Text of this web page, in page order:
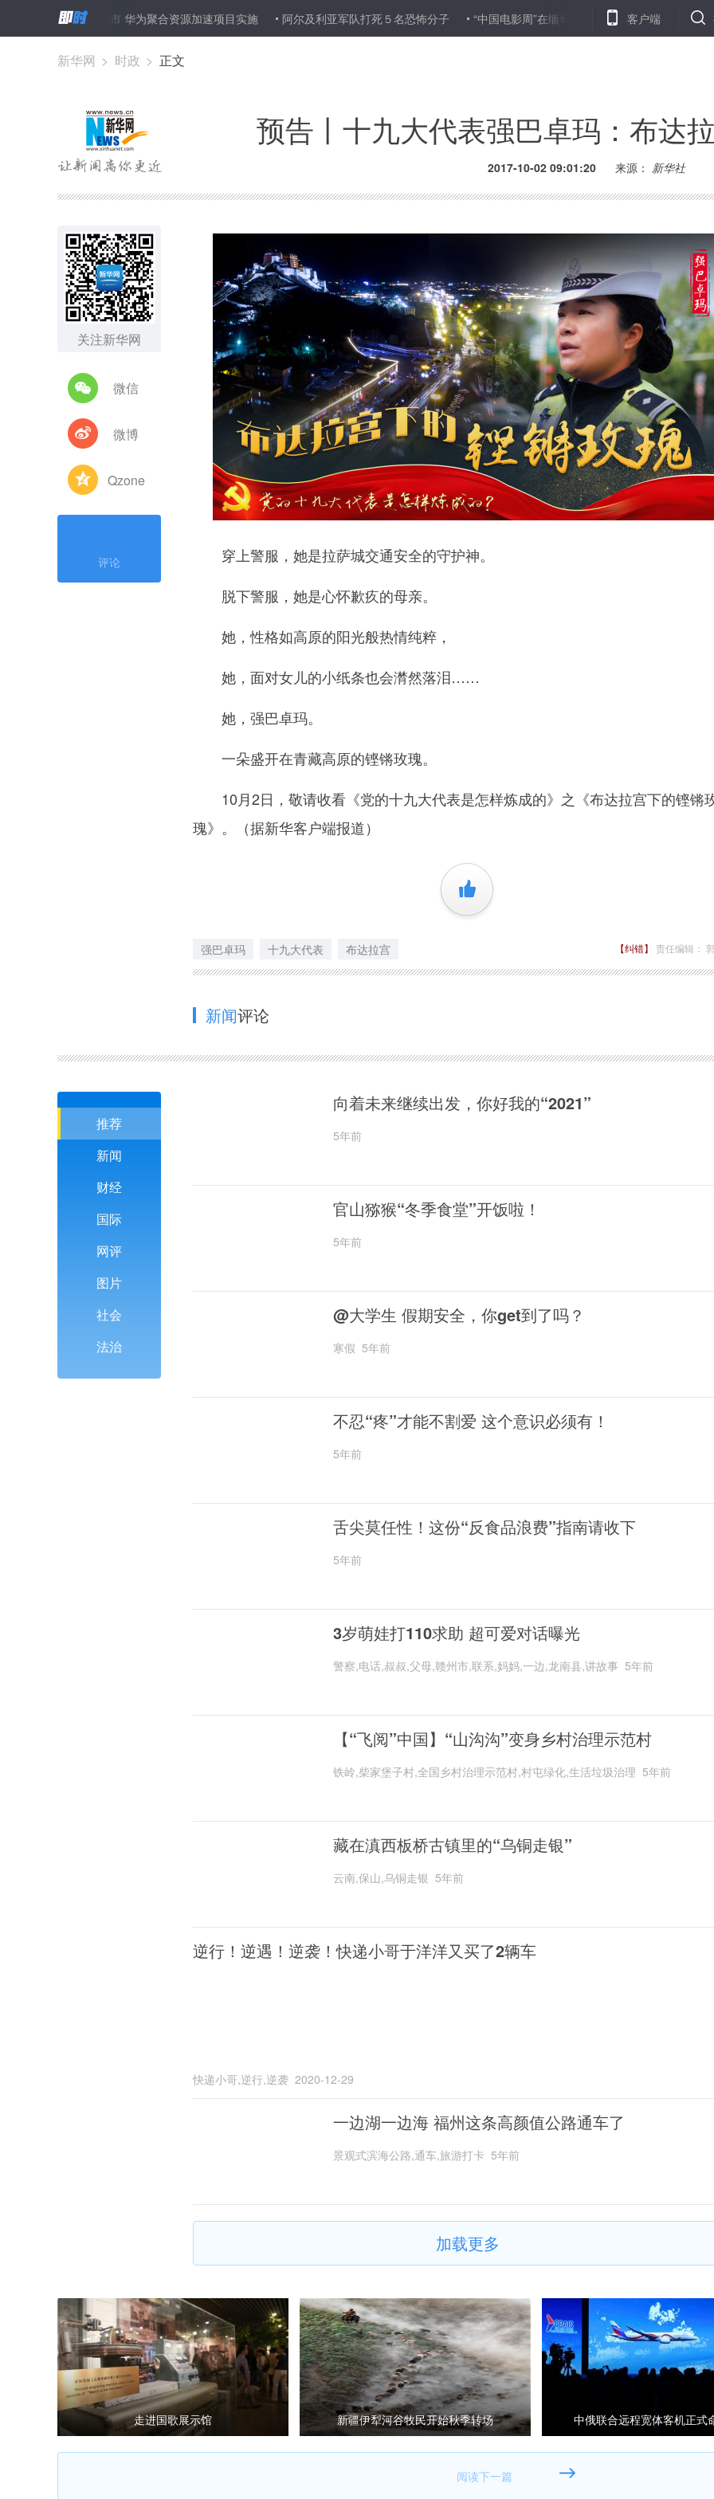
助力智慧城市 华为聚合资源加速项目实施 阿尔及利亚军队打死５名恐怖分子 “中国电影周”在缅甸内比都开幕 和平方舟医院船首访
客户端
新华网 > 时政 > 正文
预告丨十九大代表强巴卓玛：布达
2017-10-02 09:01:20 来源： 新华社
关注新华网
微信
微博
Qzone
评论
穿上警服，她是拉萨城交通安全的守护神。
脱下警服，她是心怀歉疚的母亲。
她，性格如高原的阳光般热情纯粹，
她，面对女儿的小纸条也会潸然落泪……
她，强巴卓玛。
一朵盛开在青藏高原的铿锵玫瑰。
10月2日，敬请收看《党的十九大代表是怎样炼成的》之《布达拉宫下的铿锵
瑰》。（据新华客户端报道）
+1
强巴卓玛 十九大代表 布达拉宫 【纠错】 责任编辑：
新闻评论
推荐
新闻
财经
国际
网评
图片
社会
法治
向着未来继续出发，你好我的“2021”
5年前
官山猕猴“冬季食堂”开饭啦！
5年前
@大学生 假期安全，你get到了吗？
寒假 5年前
不忍“疼”才能不割爱 这个意识必须有！
5年前
舌尖莫任性！这份“反食品浪费”指南请收下
5年前
3岁萌娃打110求助 超可爱对话曝光
警察,电话,叔叔,父母,赣州市,联系,妈妈,一边,龙南县,讲故事 5年前
【“飞阅”中国】“山沟沟”变身乡村治理示范村
铁岭,柴家堡子村,全国乡村治理示范村,村屯绿化,生活垃圾治理 5年前
藏在滇西板桥古镇里的“乌铜走银”
云南,保山,乌铜走银 5年前
逆行！逆遇！逆袭！快递小哥于洋洋又买了2辆车
快递小哥,逆行,逆袭 2020-12-29
一边湖一边海 福州这条高颜值公路通车了
景观式滨海公路,通车,旅游打卡 5年前
加载更多
走进国歌展示馆 新疆伊犁河谷牧民开始秋季转场
中俄联合远程宽体客机正式